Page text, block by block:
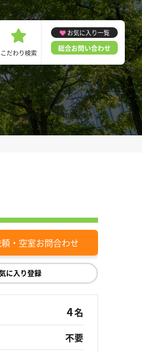
こだわり検索
お気に入り一覧
総合お問い合わせ
・空室お問合わせ
に入り登録
4名
不要